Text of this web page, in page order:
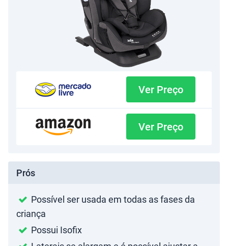
Ver Preço
Ver Preço
Prós
Possível ser usada em todas as fases da
criança
Possui Isofix